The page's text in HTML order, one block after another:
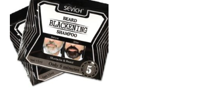
plus
ancien